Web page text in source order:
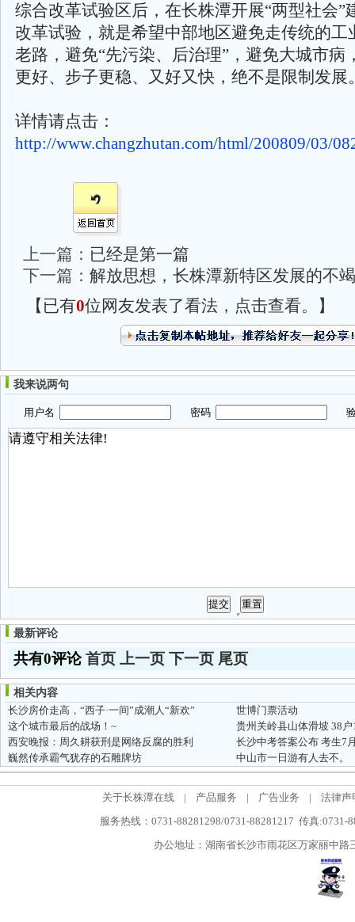
综合改革试验区后，在长株潭开展“两型社会”
改革试验，就是希望中部地区避免走传统的工
老路，避免“先污染、后治理”，避免大城市病
更好、步子更稳、又好又快，绝不是限制发展
详情请点击：
http://www.changzhutan.com/html/200809/03/
上一篇： 已经是第一篇
下一篇： 解放思想，长株潭新特区发展的不
【已有0位网友发表了看法，点击查看。】
我来说两句
用户名 密码 验
最新评论
共有0评论首页 上一页 下一页 尾页
相关内容
长沙房价走高，“西子·一间”成潮人“新欢”
世博门票活动
这个城市最后的战场！~
贵州关岭县山体滑坡 38
西安晚报：周久耕获刑是网络反腐的胜利
长沙中考答案公布 考生7
巍然传承霸气犹存的石雕牌坊
中山市一日游有人去不。
关于长株潭在线 | 产品服务 | 广告业务 |
法律声
服务热线：0731-88281298/0731-88281217 传真:0731-
办公地址：湖南省长沙市雨花区万家丽中